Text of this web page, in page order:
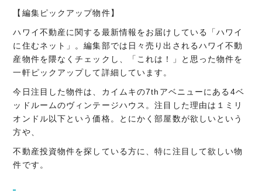
【編集ピックアップ物件】
ハワイ不動産に関する最新情報をお届けしている「ハワイ
に住むネット」。編集部では日々売り出されるハワイ不動
産物件を隈なくチェックし、「これは！」と思った物件を
一軒ピックアップして詳細しています。
今日注目した物件は、カイムキの7thアベニューにある4ベ
ッドルームのヴィンテージハウス。注目した理由は１ミリ
オンドル以下という価格。とにかく部屋数が欲しいという
方や、
不動産投資物件を探している方に、特に注目して欲しい物
件です。